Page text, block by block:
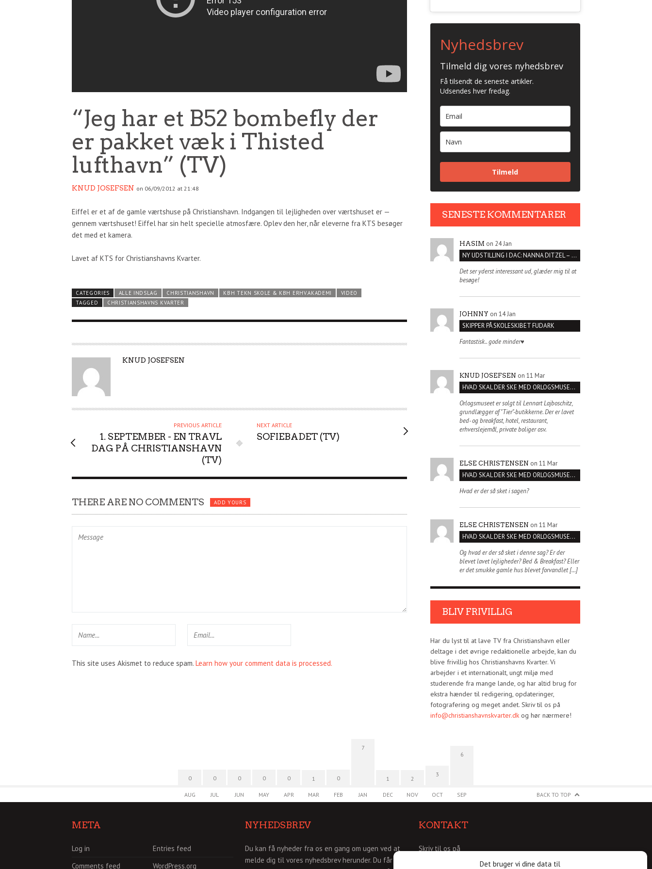
Det bruger vi dine data til
“Jeg har et B52 bombefly der
er pakket væk i Thisted
lufthavn” (TV)
KNUD JOSEFSEN on 06/09/2012 at 21:48
Eiffel er et af de gamle værtshuse på Christianshavn. Indgangen til lejligheden over værtshuset er —
gennem værtshuset! Eiffel har sin helt specielle atmosfære. Oplev den her, når eleverne fra KTS besøger
det med et kamera.
Lavet af KTS for Christianshavns Kvarter.
CATEGORIES ALLE INDSLAG CHRISTIANSHAVN KBH TEKN SKOLE & KBH ERHV.AKADEMI
VIDEO
TAGGED
CHRISTIANSHAVNS KVARTER
A
O
KNUD JOSEFSEN
PREVIOUS ARTICLE
1. SEPTEMBER - EN TRAVL
DAG PÅ CHRISTIANSHAVN
(TV)
NEXT ARTICLE
SOFIEBADET (TV)
THERE ARE NO COMMENTS ADD YOURS
This site uses Akismet to reduce spam. Learn how your comment data is processed.
Nyhedsbrev
Tilmeld dig vores nyhedsbrev
Få tilsendt de seneste artikler.
Udsendes hver fredag.
Tilmeld
SENESTE KOMMENTARER
HASIM on 24 Jan
NY UDSTILLING I DAC: NANNA DITZEL – SÆT KROPPEN FRI
Det ser yderst interessant ud, glæder mig til at
besøge!
JOHNNY on 14 Jan
SKIPPER PÅ SKOLESKIBET FUDARK
Fantastisk.. gode minder♥️
KNUD JOSEFSEN on 11 Mar
HVAD SKAL DER SKE MED ORLOGSMUSEET?
Orlogsmuseet er solgt til Lennart Lajboschitz,
grundlægger af "Tier"-butikkerne. Der er lavet
bed- og breakfast, hotel, restaurant,
erhverslejemål, private boliger osv.
ELSE CHRISTENSEN on 11 Mar
HVAD SKAL DER SKE MED ORLOGSMUSEET?
Hvad er der så sket i sagen?
ELSE CHRISTENSEN on 11 Mar
HVAD SKAL DER SKE MED ORLOGSMUSEET?
Og hvad er der så sket i denne sag? Er der
blevet lavet lejligheder? Bed & Breakfast? Eller
er det smukke gamle hus blevet forvandlet […]
BLIV FRIVILLIG
Har du lyst til at lave TV fra Christianshavn eller
deltage i det øvrige redaktionelle arbejde, kan du
blive frivillig hos Christianshavns Kvarter. Vi
arbejder i et internationalt, ungt miljø med
studerende fra mange lande, og har altid brug for
ekstra hænder til redigering, opdateringer,
fotografering og meget andet. Skriv til os på
info@christianshavnskvarter.dkog hør nærmere!
0
AUG
0
JUL
0
JUN
0
MAY
0
APR
1
MAR
0
FEB
7
JAN
1
DEC
2
NOV
3
OCT
6
SEP BACK TO TOP
META
Log in
Entries feed
Comments feed
WordPress.org
NYHEDSBREV
Du kan få nyheder fra os en gang om ugen ved at
melde dig til vores nyhedsbrev herunder. Du får så
KONTAKT
Skriv til os på
info@christianshavnskvarter.dk